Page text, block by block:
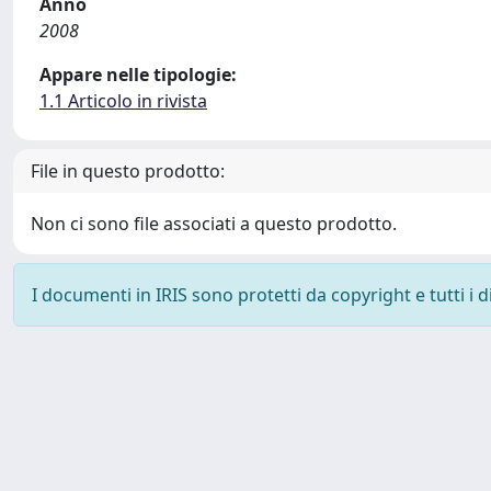
2008
Appare nelle tipologie:
1.1 Articolo in rivista
File in questo prodotto:
Non ci sono file associati a questo prodotto.
I documenti in IRIS sono protetti da copyright e tutti i